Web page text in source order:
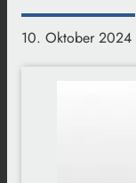
10. Oktober 2024